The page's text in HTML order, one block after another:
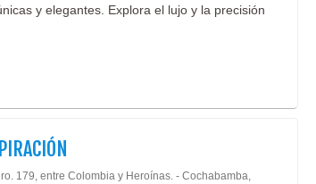
y elegantes. Explora el lujo y la precisión
179, entre Colombia y Heroínas. - Cochabamba,